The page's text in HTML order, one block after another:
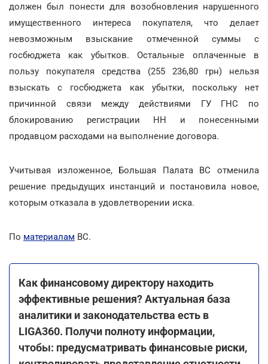
должен был понести для возобновления нарушенного
имущественного интереса покупателя, что делает
невозможным взыскание отмеченной суммы с
госбюджета как убытков. Остальные оплаченные в
пользу покупателя средства (255 236,80 грн) нельзя
взыскать с госбюджета как убытки, поскольку нет
причинной связи между действиями ГУ ГНС по
блокированию регистрации НН и понесенными
продавцом расходами на выполнение договора.
Учитывая изложенное, Большая Палата ВС отменила
решение предыдущих инстанций и постановила новое,
которым отказала в удовлетворении иска.
По материалам ВС.
Как финансовому директору находить
эффективные решения? Актуальная база
аналитики и законодательства есть в
LIGA360. Получи полноту информации,
чтобы: предусматривать финансовые риски,